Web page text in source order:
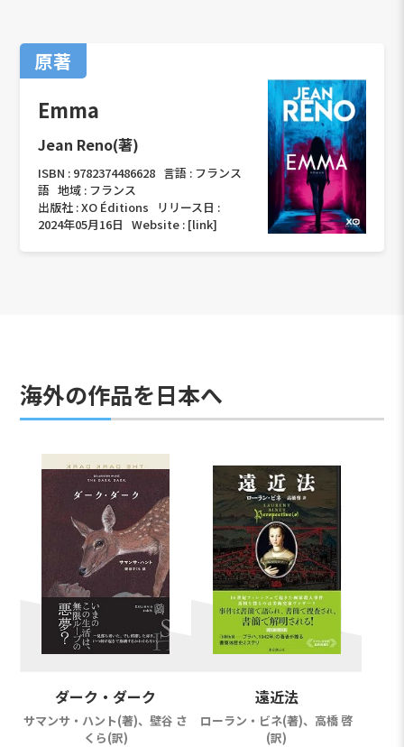
原著
Emma
Jean Reno(著)
ISBN : 9782374486628 言語 : フランス
語 地域 : フランス
出版社 :XO Éditions
リリース日 :
2024年05月16日Website : [link]
海外の作品を日本へ
ダーク・ダーク
サマンサ・ハント(著)、壁谷 さ
くら(訳)
遠近法
ローラン・ビネ(著)、高橋 啓
(訳)